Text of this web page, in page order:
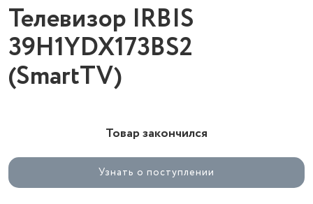
Телевизор IRBIS
39H1YDX173BS2
(SmartTV)
Товар закончился
Узнать о поступлении